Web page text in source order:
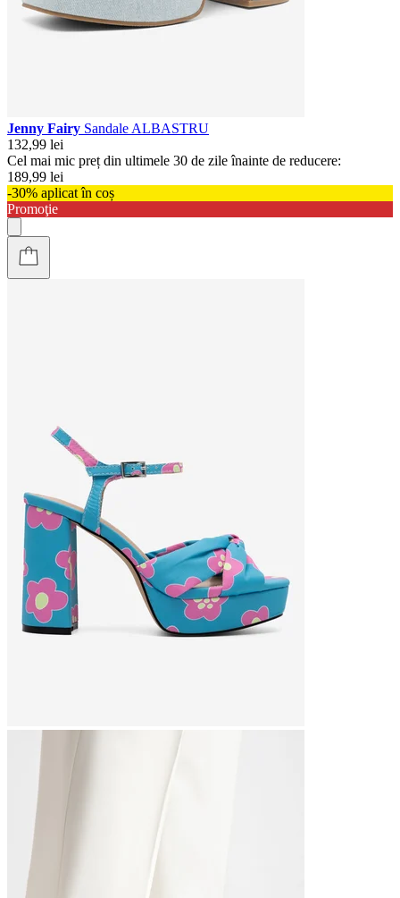
Jenny Fairy Sandale ALBASTRU
132,99 lei
Cel mai mic preț din ultimele 30 de zile înainte de reducere:
189,99 lei
-30% aplicat în coș
Promoţie